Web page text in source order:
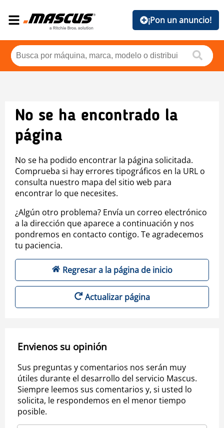
¡Pon un anuncio!
No se ha encontrado la
página
No se ha podido encontrar la página solicitada.
Comprueba si hay errores tipográficos en la URL o
consulta nuestro mapa del sitio web para
encontrar lo que necesites.
¿Algún otro problema? Envía un correo electrónico
a la dirección que aparece a continuación y nos
pondremos en contacto contigo. Te agradecemos
tu paciencia.
Regresar a la página de inicio
Actualizar página
Envienos su opinión
Sus preguntas y comentarios nos serán muy
útiles durante el desarrollo del servicio Mascus.
Siempre leemos sus comentarios y, si usted lo
solicita, le respondemos en el menor tiempo
posible.